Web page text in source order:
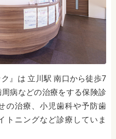
ク』は 立川駅 南口から徒歩7
病などの治療をする保険診
の治療、小児歯科や予防歯
トニングなど診療していま